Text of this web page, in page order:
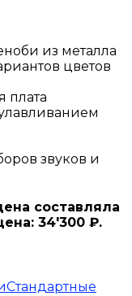
из металла
цветов
плата
звуков и
составляла
34'300 ₽.
Стандартные